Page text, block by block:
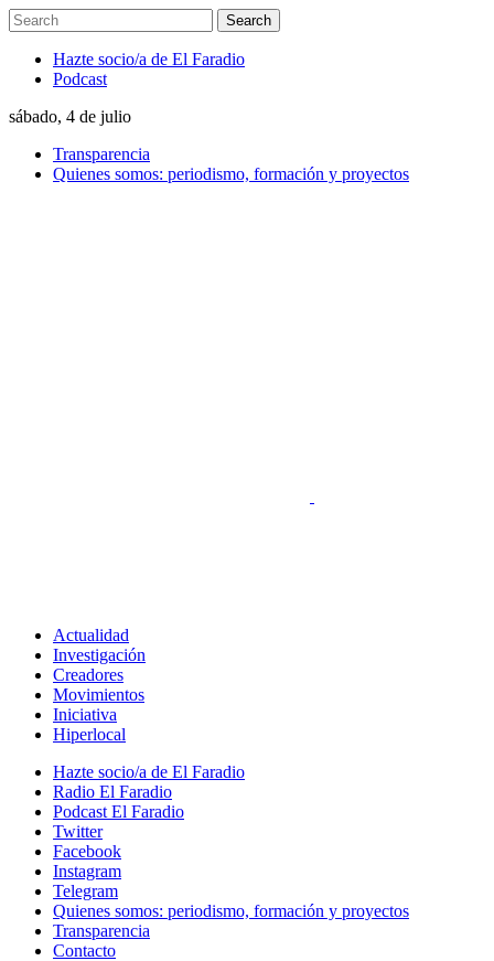
Hazte socio/a de El Faradio
Podcast
sábado, 4 de julio
Transparencia
Quienes somos: periodismo, formación y proyectos
Actualidad
Investigación
Creadores
Movimientos
Iniciativa
Hiperlocal
Hazte socio/a de El Faradio
Radio El Faradio
Podcast El Faradio
Twitter
Facebook
Instagram
Telegram
Quienes somos: periodismo, formación y proyectos
Transparencia
Contacto